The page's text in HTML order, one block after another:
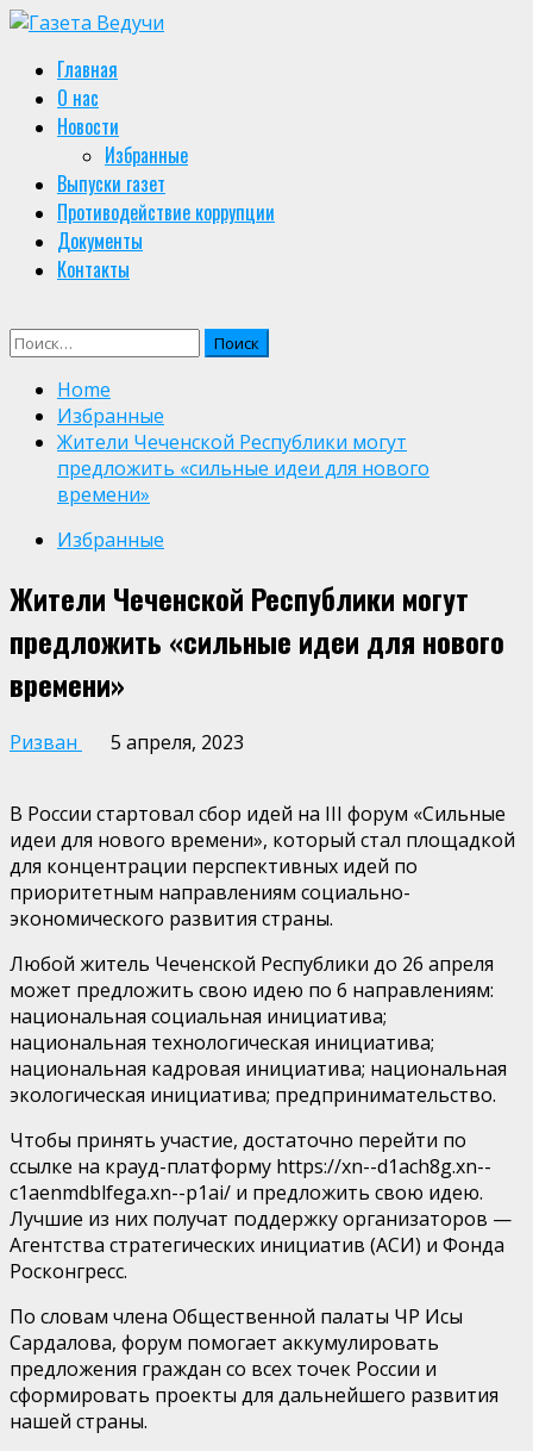
Skip
content
Primary
Menu
Главная
О нас
Новости
Избранные
Выпуски газет
Противодействие коррупции
Документы
Контакты
Найти:
Home
Избранные
Жители Чеченской Республики могут
предложить «сильные идеи для нового
времени»
Избранные
Жители Чеченской Республики могут
предложить «сильные идеи для нового
времени»
Ризван 5 апреля, 2023
В России стартовал сбор идей на III форум «Сильные
идеи для нового времени», который стал площадкой
для концентрации перспективных идей по
приоритетным направлениям социально-
экономического развития страны.
Любой житель Чеченской Республики до 26 апреля
может предложить свою идею по 6 направлениям:
национальная социальная инициатива;
национальная технологическая инициатива;
национальная кадровая инициатива; национальная
экологическая инициатива; предпринимательство.
Чтобы принять участие, достаточно перейти по
ссылке на крауд-платформу https://xn--d1ach8g.xn--
c1aenmdblfega.xn--p1ai/ и предложить свою идею.
Лучшие из них получат поддержку организаторов —
Агентства стратегических инициатив (АСИ) и Фонда
Росконгресс.
По словам члена Общественной палаты ЧР Исы
Сардалова, форум помогает аккумулировать
предложения граждан со всех точек России и
сформировать проекты для дальнейшего развития
нашей страны.